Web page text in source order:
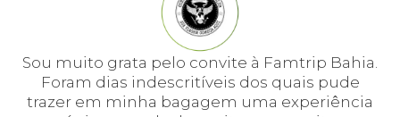
Sou muito grata pelo convite à Famtrip Bahia.
Foram dias indescritíveis dos quais pude
trazer em minha bagagem uma experiência